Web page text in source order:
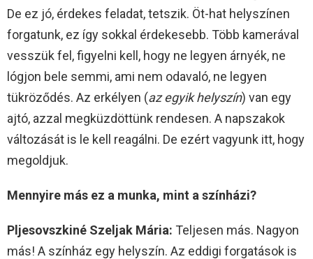
De ez jó, érdekes feladat, tetszik. Öt-hat helyszínen
forgatunk, ez így sokkal érdekesebb. Több kamerával
vesszük fel, figyelni kell, hogy ne legyen árnyék, ne
lógjon bele semmi, ami nem odavaló, ne legyen
tükröződés. Az erkélyen (az egyik helyszín) van egy
ajtó, azzal megküzdöttünk rendesen. A napszakok
változását is le kell reagálni. De ezért vagyunk itt, hogy
megoldjuk.
Mennyire más ez a munka, mint a színházi?
Pljesovszkiné Szeljak Mária: Teljesen más. Nagyon
más! A színház egy helyszín. Az eddigi forgatások is